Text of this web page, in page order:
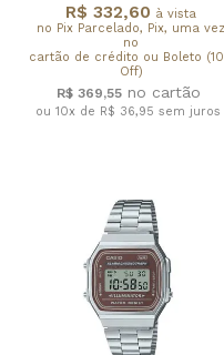
R$ 332,60 à vista
no Pix Parcelado, Pix, uma vez
no
cartão de crédito ou Boleto
Off)
R$ 369,55
ou 10x de R$ 36,95 sem juros